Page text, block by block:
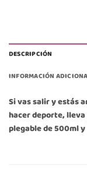
DESCRIPCIÓN
INFORMACIÓN
Si vas salir y estás
hacer deporte,
plegable de 500ml y